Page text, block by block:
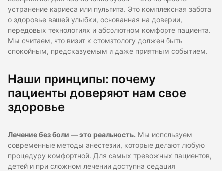
устранение кариеса или пульпита. Это комплексная забота
о здоровье вашей улыбки, основанная на доверии,
передовых технологиях и абсолютном комфорте пациента.
Мы считаем, что визит к стоматологу должен быть
спокойным, предсказуемым и даже приятным событием.
Наши принципы: почему
пациенты доверяют нам свое
здоровье
Лечение без боли — это реальность. Мы используем
современные методы анестезии, которые делают любую
процедуру комфортной. Для самых тревожных пациентов,
детей и при сложном лечении доступна седация